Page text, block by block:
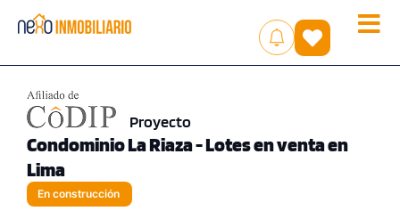
Toggle
()
Proyecto
Condominio La Riaza - Lotes en venta en
Lima
En construcción